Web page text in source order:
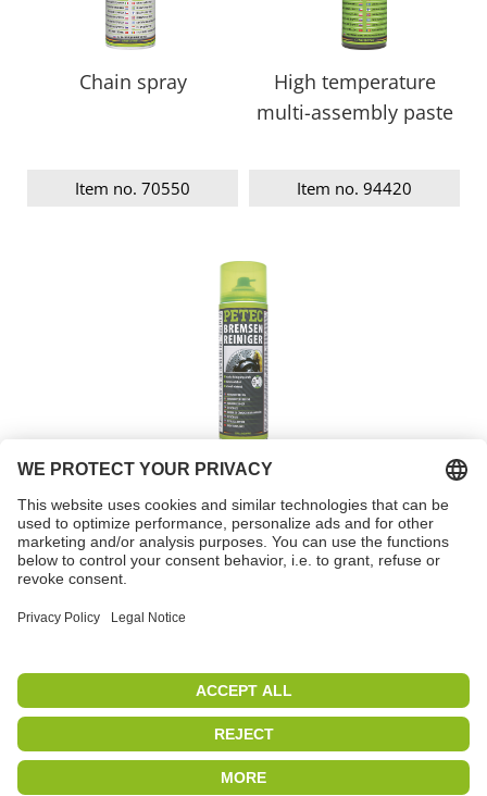
Chain spray
Item no. 70550
High temperature
multi-assembly paste
Item no. 94420
Brake cleaner spray
PETEC | WE CREATE CONNECTIONS
PETEC Verbindungstechnik GmbH